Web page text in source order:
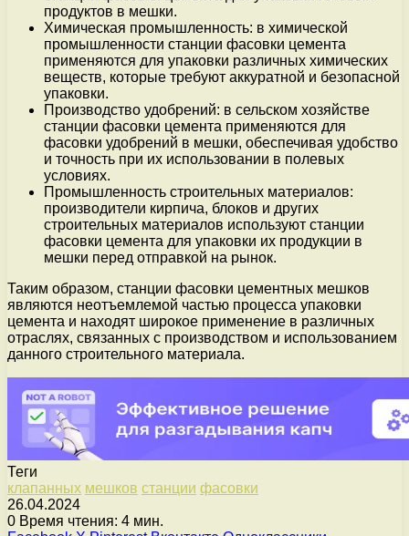
продуктов в мешки.
Химическая промышленность: в химической
промышленности станции фасовки цемента
применяются для упаковки различных химических
веществ, которые требуют аккуратной и безопасной
упаковки.
Производство удобрений: в сельском хозяйстве
станции фасовки цемента применяются для
фасовки удобрений в мешки, обеспечивая удобство
и точность при их использовании в полевых
условиях.
Промышленность строительных материалов:
производители кирпича, блоков и других
строительных материалов используют станции
фасовки цемента для упаковки их продукции в
мешки перед отправкой на рынок.
Таким образом, станции фасовки цементных мешков
являются неотъемлемой частью процесса упаковки
цемента и находят широкое применение в различных
отраслях, связанных с производством и использованием
данного строительного материала.
Теги
клапанных мешков станции фасовки
26.04.2024
0 Время чтения: 4 мин.